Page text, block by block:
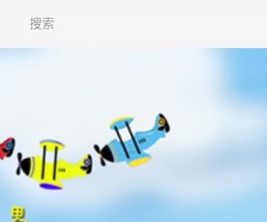
Search for: